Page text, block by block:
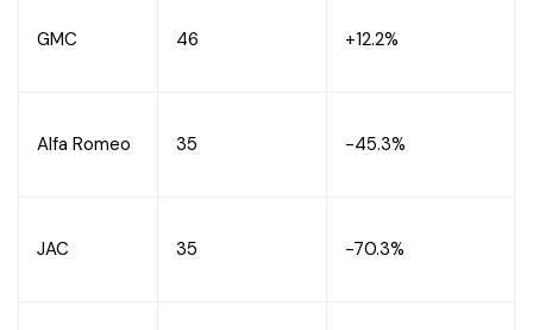
GMC 46 +12.2%
Alfa Romeo 35 -45.3%
JAC 35 -70.3%